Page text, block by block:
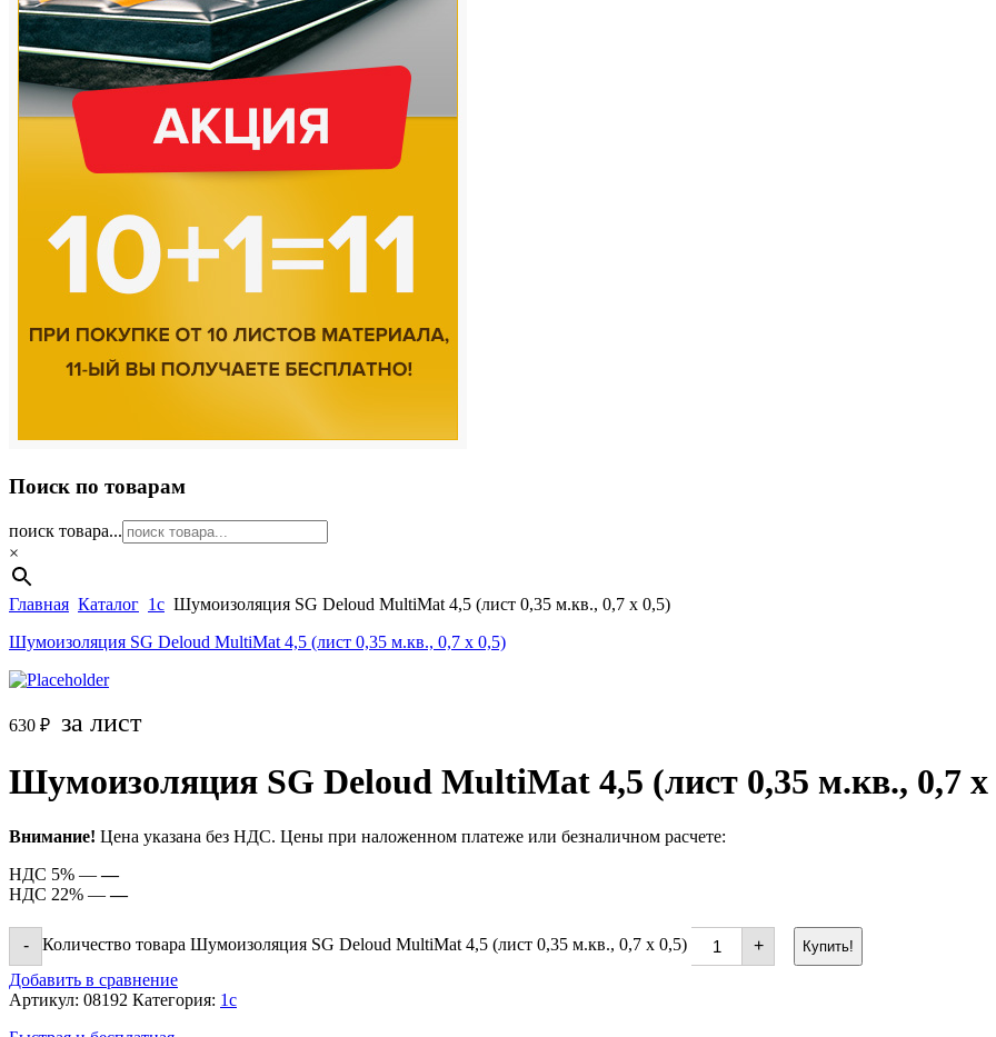
Поиск по товарам
поиск товара...
×
Главная Каталог 1c Шумоизоляция SG Deloud MultiMat 4,5 (лист 0,35 м.кв., 0,7 х 0,5)
Шумоизоляция SG Deloud MultiMat 4,5 (лист 0,35 м.кв., 0,7 х 0,5)
630 ₽ за лист
Шумоизоляция SG Deloud MultiMat 4,5 (лист 0,35 м.кв., 0,7 х
Внимание! Цена указана без НДС. Цены при наложенном платеже или безналичном расчете:
НДС 5% ——
НДС 22% ——
- Количество товара Шумоизоляция SG Deloud MultiMat 4,5 (лист 0,35 м.кв., 0,7 х 0,5) + Купить!
Добавить в сравнение
Артикул: 08192 Категория: 1c